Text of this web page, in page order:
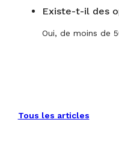
Existe-t-il des
Oui, de moins de
Tous les articles